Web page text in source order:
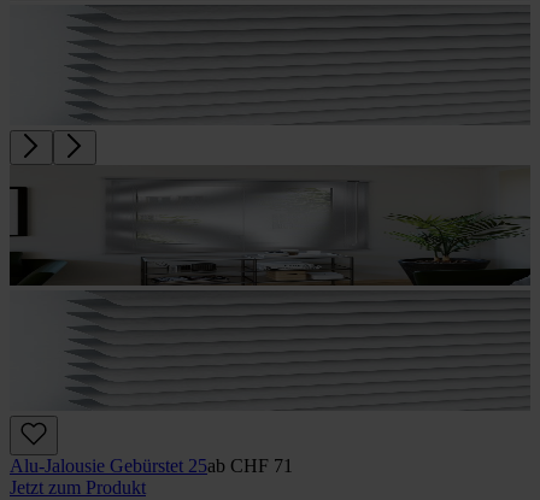
Alu-Jalousie Gebürstet 25ab CHF 71
Jetzt zum Produkt